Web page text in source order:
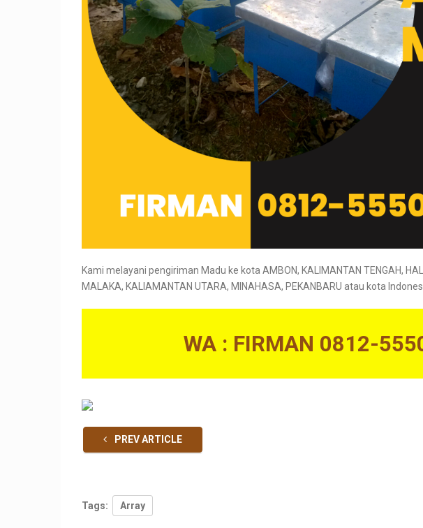
Kami melayani pengiriman Madu ke kota AMBON, KALIMANTAN TENGAH,
MALAKA, KALIAMANTAN UTARA, MINAHASA, PEKANBARU atau kota
WA : FIRMAN 0812-
PREV ARTICLE
Tags: Array